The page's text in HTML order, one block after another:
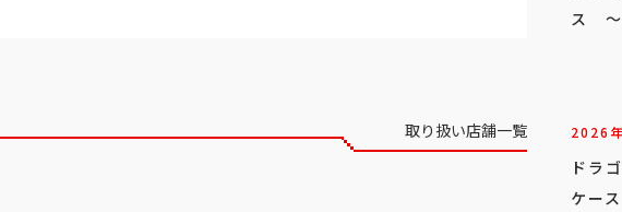
取り扱い店舗一覧
ス ～
2026
ドラ
ケー